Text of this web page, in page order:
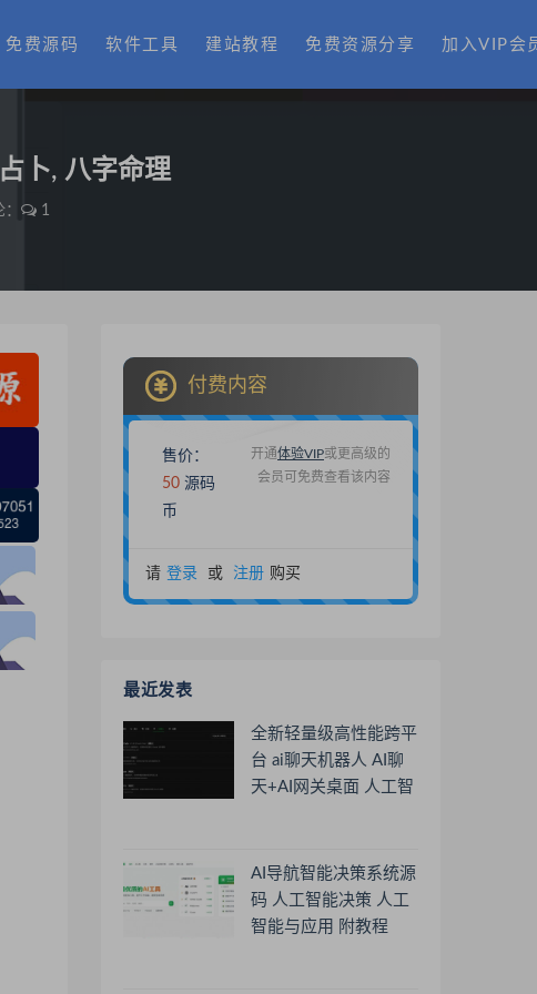
免费源码 软件工具 建站教程 免费资源分享 加入VIP会
卜, 八字命理
1
付费内容
售价：
50 源码
币
开通体验VIP或更高级的
会员可免费查看该内容
请 登录 或 注册 购买
最近发表
全新轻量级高性能跨平
台 ai聊天机器人 AI聊
天+AI网关桌面 人工智
AI导航智能决策系统源
码 人工智能决策 人工
智能与应用 附教程